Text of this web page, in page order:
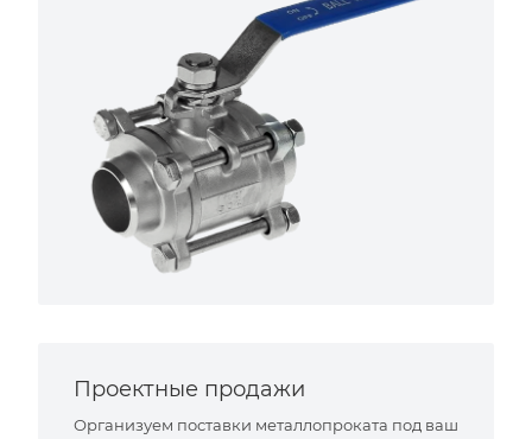
Проектные продажи
Организуем поставки металлопроката под ваш